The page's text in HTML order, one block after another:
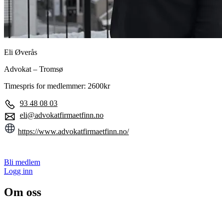
Eli Øverås
Advokat – Tromsø
Timespris for medlemmer: 2600kr
93 48 08 03
eli@advokatfirmaetfinn.no
https://www.advokatfirmaetfinn.no/
Bli medlem
Logg inn
Om oss